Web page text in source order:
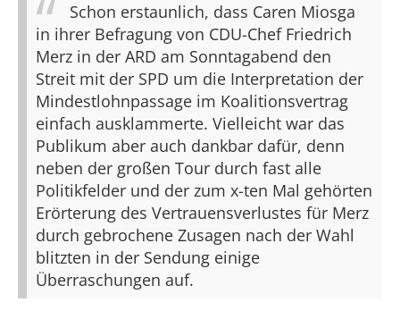
Schon erstaunlich, dass Caren Miosga
in ihrer Befragung von CDU-Chef Friedrich
Merz in der ARD am Sonntagabend den
Streit mit der SPD um die Interpretation der
Mindestlohnpassage im Koalitionsvertrag
einfach ausklammerte. Vielleicht war das
Publikum aber auch dankbar dafür, denn
neben der großen Tour durch fast alle
Politikfelder und der zum x-ten Mal gehörten
Erörterung des Vertrauensverlustes für Merz
durch gebrochene Zusagen nach der Wahl
blitzten in der Sendung einige
Überraschungen auf.